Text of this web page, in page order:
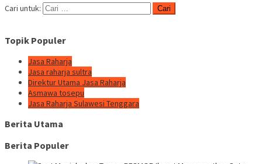
Cari untuk:
Topik Populer
Jasa Raharja
Jasa raharja sultra
Direktur Utama Jasa Raharja
Asmawa tosepu
Jasa Raharja Sulawesi Tenggara
Berita Utama
Berita Populer